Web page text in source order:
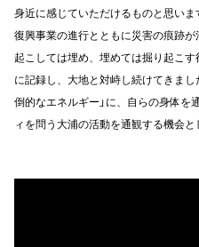
身近に感じていただけるものと思いま
復興事業の進行とともに災害の痕跡
起こしては埋め、埋めては掘り起こ
に記録し、大地と対峙し続けてきま
倒的なエネルギー」に、自らの身体
ィを問う大浦の活動を通観する機会と